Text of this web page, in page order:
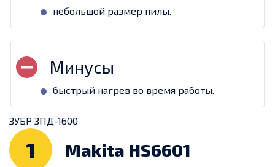
небольшой размер пилы.
быстрый нагрев во время работы.
ЗУБР ЗПД-1600
1 Makita HS6601